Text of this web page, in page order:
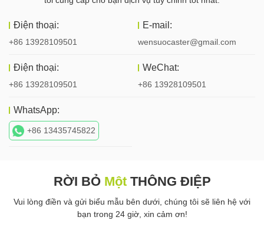
Điện thoại:
+86 13928109501
E-mail:
wensuocaster@gmail.com
Điện thoại:
+86 13928109501
WeChat:
+86 13928109501
WhatsApp:
+86 13435745822
RỜI BỎ MộtTHÔNG ĐIỆP
Vui lòng điền và gửi biểu mẫu bên dưới, chúng tôi sẽ liên hệ với
bạn trong 24 giờ, xin cảm ơn!